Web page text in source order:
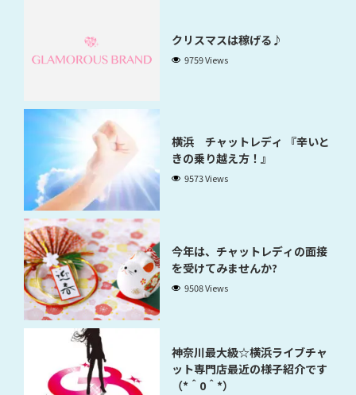
クリスマスは稼げる♪
9759 Views
横浜 チャットレディ 『辛いと
きの乗り越え方！』
9573 Views
今年は、チャットレディの面接
を受けてみませんか?
9508 Views
神奈川最大級☆横浜ライブチャ
ット専門店最近の様子紹介です
（*＾0＾*）